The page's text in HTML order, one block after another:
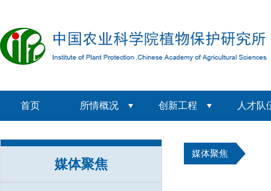
首页 所情概况 创新工程 人才队
媒体聚焦
媒体聚焦